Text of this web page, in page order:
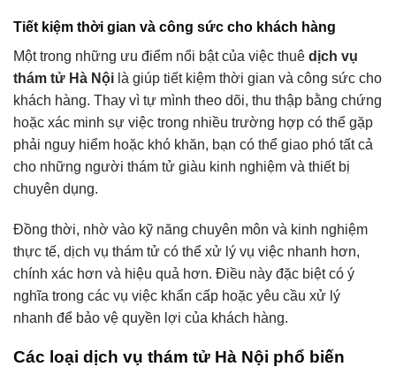
Tiết kiệm thời gian và công sức cho khách hàng
Một trong những ưu điểm nổi bật của việc thuê dịch vụ
thám tử Hà Nội là giúp tiết kiệm thời gian và công sức cho
khách hàng. Thay vì tự mình theo dõi, thu thập bằng chứng
hoặc xác minh sự việc trong nhiều trường hợp có thể gặp
phải nguy hiểm hoặc khó khăn, bạn có thể giao phó tất cả
cho những người thám tử giàu kinh nghiệm và thiết bị
chuyên dụng.
Đồng thời, nhờ vào kỹ năng chuyên môn và kinh nghiệm
thực tế, dịch vụ thám tử có thể xử lý vụ việc nhanh hơn,
chính xác hơn và hiệu quả hơn. Điều này đặc biệt có ý
nghĩa trong các vụ việc khẩn cấp hoặc yêu cầu xử lý
nhanh để bảo vệ quyền lợi của khách hàng.
Các loại dịch vụ thám tử Hà Nội phổ biến